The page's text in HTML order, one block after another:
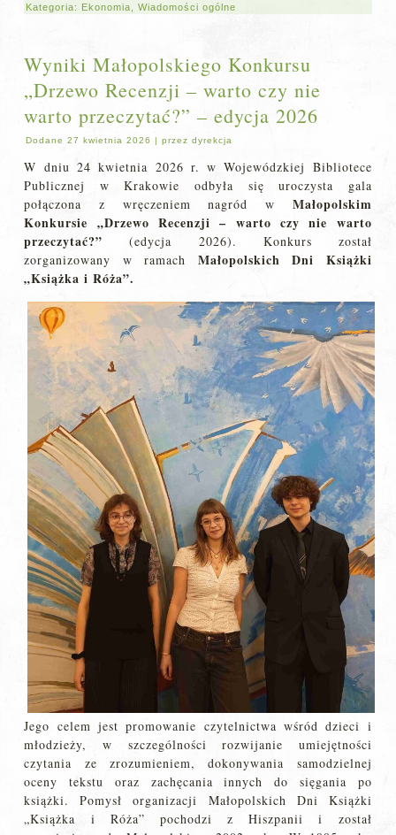
Kategoria: Ekonomia ,Wiadomości ogólne
Wyniki Małopolskiego Konkursu
„Drzewo Recenzji – warto czy nie
warto przeczytać?” – edycja 2026
Dodane 27 kwietnia 2026 |przez dyrekcja
W dniu 24 kwietnia 2026 r. w Wojewódzkiej Bibliotece
Publicznej w Krakowie odbyła się uroczysta gala
połączona z wręczeniem nagród w Małopolskim
Konkursie „Drzewo Recenzji – warto czy nie warto
przeczytać?”(edycja 2026). Konkurs został
zorganizowany w ramach Małopolskich Dni Książki
„Książka i Róża”.
Jego celem jest promowanie czytelnictwa wśród dzieci i
młodzieży, w szczególności rozwijanie umiejętności
czytania ze zrozumieniem, dokonywania samodzielnej
oceny tekstu oraz zachęcania innych do sięgania po
książki. Pomysł organizacji Małopolskich Dni Książki
„Książka i Róża” pochodzi z Hiszpanii i został